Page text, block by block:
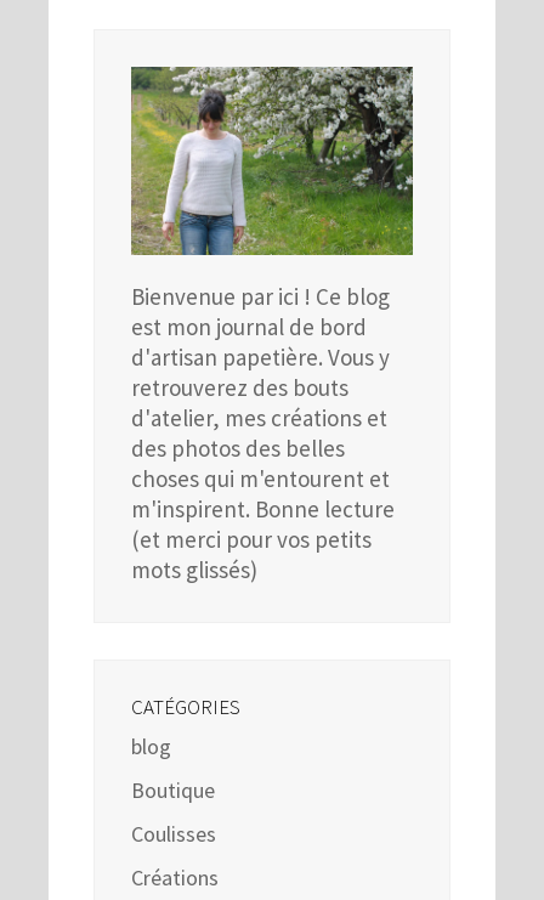
Bienvenue par ici ! Ce blog
est mon journal de bord
d'artisan papetière. Vous y
retrouverez des bouts
d'atelier, mes créations et
des photos des belles
choses qui m'entourent et
m'inspirent. Bonne lecture
(et merci pour vos petits
mots glissés)
CATÉGORIES
blog
Boutique
Coulisses
Créations